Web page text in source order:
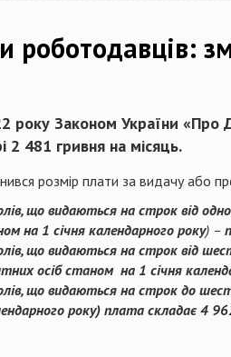
роботодавців:
року Законом України «Про
2 481 гривня на місяць.
розмір плати за видачу або
що видаються на строк від
на 1 січня календарного року) –
що видаються на строк від
осіб станом на 1 січня
що видаються на строк до
року)плата складає 4